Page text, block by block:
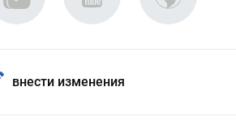
внести изменения